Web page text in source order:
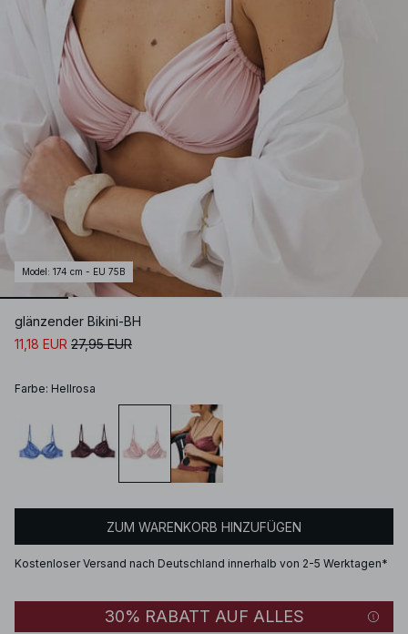
Model : 174 cm - EU 75B
glänzender Bikini-BH
11,18 EUR 27,95 EUR
Farbe: Hellrosa
ZUM WARENKORB HINZUFÜGEN
Kostenloser Versand nach Deutschland innerhalb von 2-5 Werktagen*
30% RABATT AUF ALLES